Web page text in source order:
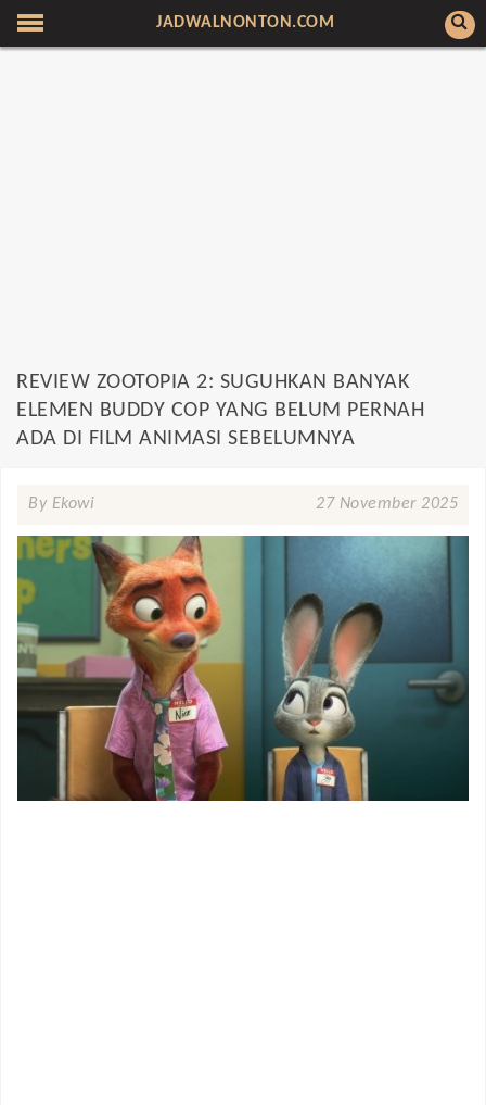
JADWALNONTON.COM
REVIEW ZOOTOPIA 2: SUGUHKAN BANYAK
ELEMEN BUDDY COP YANG BELUM PERNAH
ADA DI FILM ANIMASI SEBELUMNYA
By Ekowi 27 November 2025